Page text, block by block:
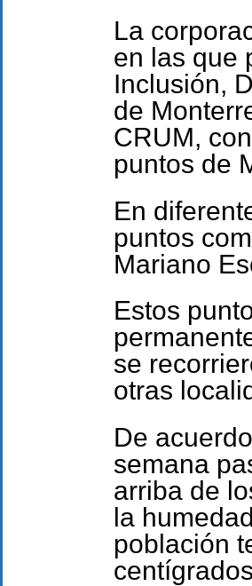
La
en las que
Inclusión,
de
CRUM,
puntos de
En
puntos
Mariano
Estos
se
otras
De
semana
arriba de
la
población